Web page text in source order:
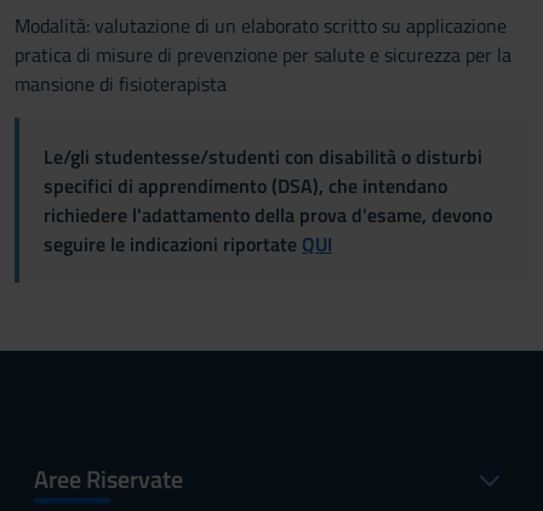
Modalità: valutazione di un elaborato scritto su applicazione
pratica di misure di prevenzione per salute e sicurezza per la
mansione di fisioterapista
Le/gli studentesse/studenti con disabilità o disturbi
specifici di apprendimento (DSA), che intendano
richiedere l'adattamento della prova d'esame, devono
seguire le indicazioni riportate QUI
Aree Riservate